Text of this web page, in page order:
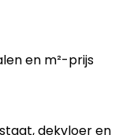
en m²-prijs
dekvloer en